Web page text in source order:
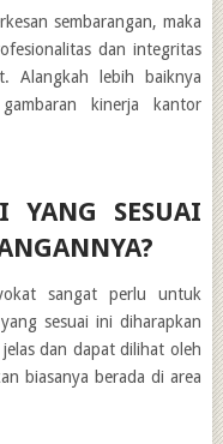
sembarangan, maka
dan integritas
Alangkah lebih baiknya
kinerja kantor
YANG SESUAI
sangat perlu untuk
sesuai ini diharapkan
dan dapat dilihat oleh
biasanya berada di area